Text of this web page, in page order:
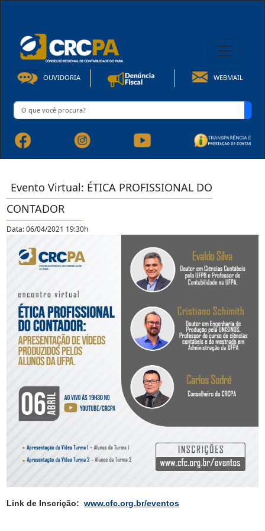
OUVIDORIA WEBMAIL
Evento Virtual: ÉTICA PROFISSIONAL DO
CONTADOR
Data: 06/04/2021 19:30h
Link de Inscrição:www.cfc.org.br/eventos